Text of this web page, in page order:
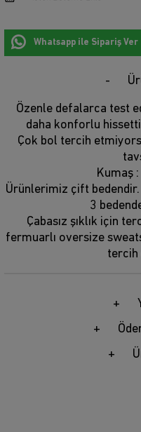
Whatsapp ile Sipariş Ver
Özenle defalarca test
daha konforlu
Çok bol tercih
Kumaş
Ürünlerimiz çift
3
Çabasız şıklık için
fermuarlı oversize
tercih